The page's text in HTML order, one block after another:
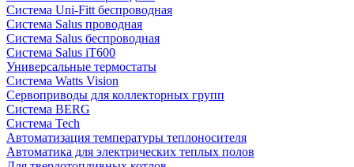
Система Uni-Fitt беспроводная
Система Salus проводная
Система Salus беспроводная
Система Salus iT600
Универсальные термостаты
Система Watts Vision
Сервоприводы для коллекторных групп
Система BERG
Система Tech
Автоматизация температуры теплоносителя
Автоматика для электрических теплых полов